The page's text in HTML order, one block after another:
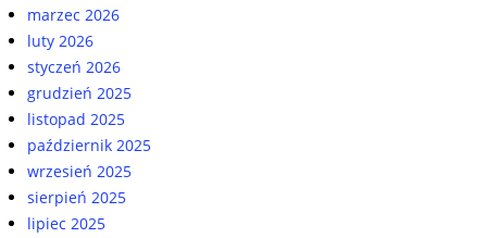
marzec 2026
luty 2026
styczeń 2026
grudzień 2025
listopad 2025
październik 2025
wrzesień 2025
sierpień 2025
lipiec 2025